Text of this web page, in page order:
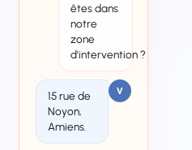
êtes dans
notre
zone
d'intervention ?
15 rue de
Noyon,
Amiens.
V